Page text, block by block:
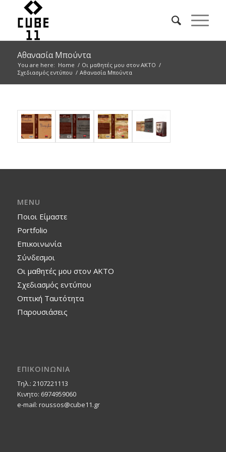
Αθανασία Μπούντα
You are here: Home / Οι μαθητές μου στον ΑΚΤΟ /
Σχεδιασμός εντύπου / Αθανασία Μπούντα
MENU
Ποιοι Είμαστε
Portfolio
Επικοινωνία
Σύνδεσμοι
Οι μαθητές μου στον ΑΚΤΟ
Σχεδιασμός εντύπου
Οπτική Ταυτότητα
Παρουσιάσεις
ΕΠΙΚΟΙΝΩΝΙΑ
Τηλ.: 2107221113
Κινητο: 6974959060
e-mail: roussos@cube11.gr